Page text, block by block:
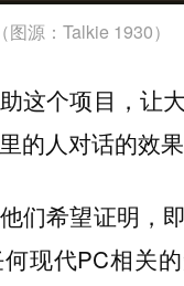
（图源：Talkie 1930）
这个项目，让
的人对话的效果
们希望证明，
现代PC相关